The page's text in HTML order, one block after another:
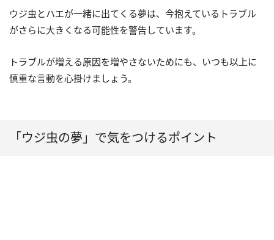
ウジ虫とハエが一緒に出てくる夢は、今抱えているトラブル
がさらに大きくなる可能性を警告しています。
トラブルが増える原因を増やさないためにも、いつも以上に
慎重な言動を心掛けましょう。
「ウジ虫の夢」で気をつけるポイント